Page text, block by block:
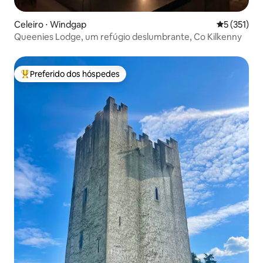
Celeiro ⋅ Windgap 5 de uma
5 (351)
Queenies Lodge, um refúgio deslumbrante, Co Kilkenny
Entre os melhores preferidos dos hóspedes
Preferido dos hóspedes